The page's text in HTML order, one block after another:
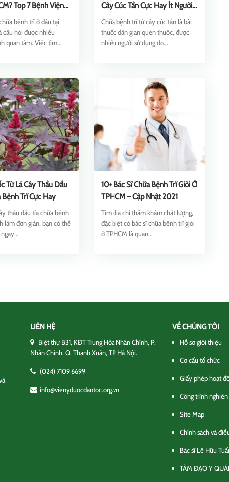
Top 7 Bệnh Viện
bệnh trĩ ở đâu tại
câu hỏi được nhiều
quan tâm. Việc tìm...
Cây Cúc Tần Cực Hay Ít Người
Biết
Chữa bệnh trĩ từ cây cúc tần là bài
thuốc dân gian quen thuộc, được
nhiều người sử dụng do...
Từ Lá Cây Thầu Dầu
Bệnh Trĩ Cực Hay
thầu dầu tía chữa bệnh
làm đơn giản, bạn có thể
10+ Bác Sĩ Chữa Bệnh Trĩ Giỏi Ở
TPHCM – Cập Nhật 2021
Tìm địa chỉ thăm khám chất lượng,
đặc biệt có bác sĩ chữa bệnh trĩ giỏi
ở TPHCM là quan...
LIÊN HỆ
Biệt thự B31, KĐT Trung Hòa Nhân Chính, P.
Nhân Chính, Q. Thanh Xuân, TP Hà Nội.
(024) 7109 6699
info@vienyduocdantoc.org.vn
VỀ CHÚNG TÔI
Hồ sơ giới thiệu
Cơ cấu tổ chức
Giấy phép hoạt
Công trình nghiên
Site Map
Chính sách và
Bác sĩ Lê Hữu
TÂM ĐẠO Y